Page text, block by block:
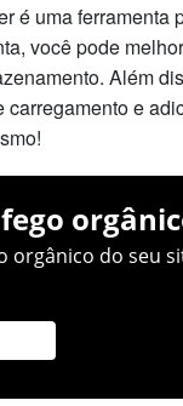
é uma
você pode
Além
e
orgânico do seu